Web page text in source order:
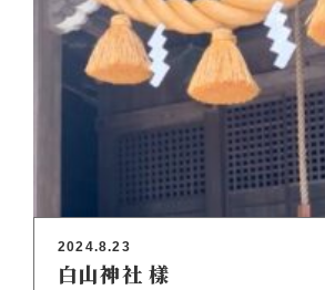
2024.8.23
白山神社 樣